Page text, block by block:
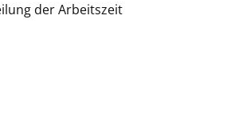
der Arbeitszeit